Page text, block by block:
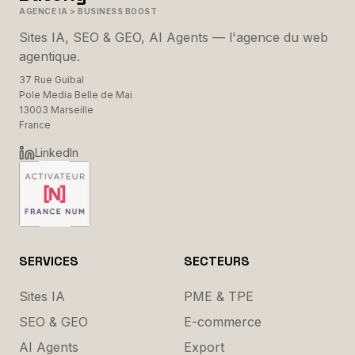
AGENCE IA > BUSINESS BOOST
Sites IA, SEO & GEO, AI Agents — l'agence du web
agentique.
37 Rue Guibal
Pole Media Belle de Mai
13003 Marseille
France
LinkedIn
SERVICES
Sites IA
SEO & GEO
AI Agents
SECTEURS
PME & TPE
E-commerce
Export